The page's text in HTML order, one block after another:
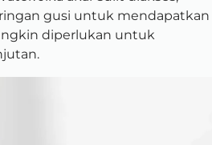
gusi untuk mendapatkan
diperlukan untuk